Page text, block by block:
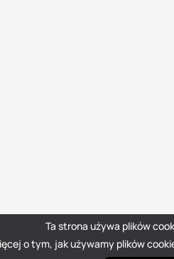
Ta strona używa plików
o tym, jak używamy plików